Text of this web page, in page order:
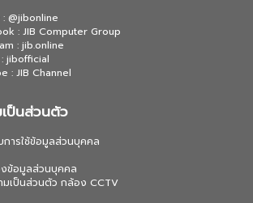
@jibonline
: JIB Computer Group
: jib.online
jibofficial
: JIB Channel
เป็นส่วนตัว
การใช้ข้อมูลส่วนบุคคล
ข้อมูลส่วนบุคคล
มเป็นส่วนตัว กล้อง CCTV